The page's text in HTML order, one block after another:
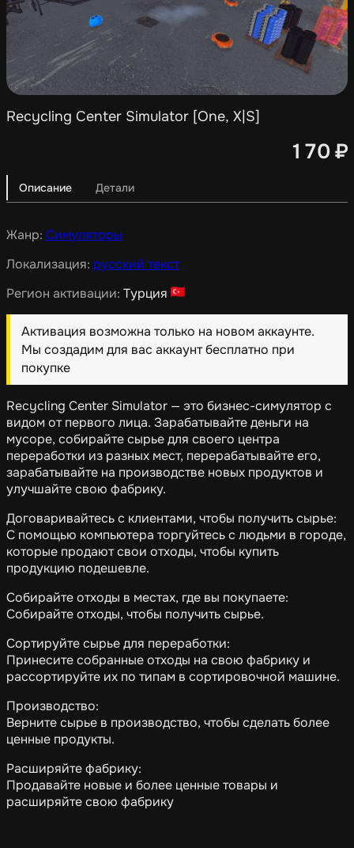
Recycling Center Simulator [One, X|S]
170 ₽
Описание Детали
Жанр: Симуляторы
Локализация: русский текст
Регион активации: Турция
Активация возможна только на новом аккаунте.
Мы создадим для вас аккаунт бесплатно при
покупке
Recycling Center Simulator — это бизнес-симулятор с
видом от первого лица. Зарабатывайте деньги на
мусоре, собирайте сырье для своего центра
переработки из разных мест, перерабатывайте его,
зарабатывайте на производстве новых продуктов и
улучшайте свою фабрику.
Договаривайтесь с клиентами, чтобы получить сырье:
С помощью компьютера торгуйтесь с людьми в городе,
которые продают свои отходы, чтобы купить
продукцию подешевле.
Собирайте отходы в местах, где вы покупаете:
Собирайте отходы, чтобы получить сырье.
Сортируйте сырье для переработки:
Принесите собранные отходы на свою фабрику и
рассортируйте их по типам в сортировочной машине.
Производство:
Верните сырье в производство, чтобы сделать более
ценные продукты.
Расширяйте фабрику:
Продавайте новые и более ценные товары и
расширяйте свою фабрику